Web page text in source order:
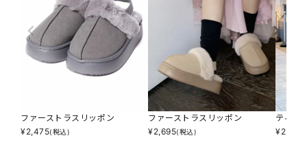
ファーストラスリッポン
¥2,475(税込)
ファーストラスリッポン
¥2,695(税込)
ティア
¥2,277